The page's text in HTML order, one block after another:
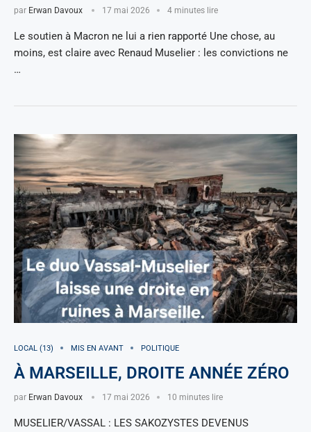
par Erwan Davoux 17 mai 2026 4 minutes lire
Le soutien à Macron ne lui a rien rapporté Une chose, au
moins, est claire avec Renaud Muselier : les convictions ne
…
LOCAL (13) MIS EN AVANT POLITIQUE
À MARSEILLE, DROITE ANNÉE ZÉRO
par Erwan Davoux 17 mai 2026 10 minutes lire
MUSELIER/VASSAL : LES SAKOZYSTES DEVENUS